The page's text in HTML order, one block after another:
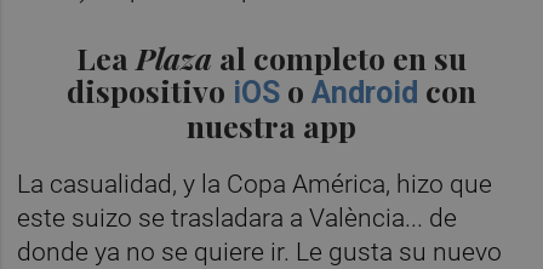
Lea Plaza al completo en su
dispositivo iOS o Android con
nuestra app
La casualidad, y la Copa América, hizo que
este suizo se trasladara a València... de
donde ya no se quiere ir. Le gusta su nuevo